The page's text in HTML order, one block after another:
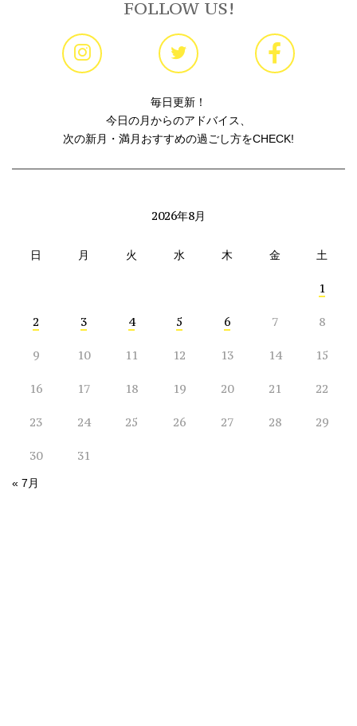
FOLLOW US!
毎日更新！
今日の月からのアドバイス、
次の新月・満月おすすめの過ごし方をCHECK!
2026年8月
日 月 火 水 木 金 土
1
2 3 4 5 6 7 8
9 10 11 12 13 14 15
16 17 18 19 20 21 22
23 24 25 26 27 28 29
30 31
« 7月